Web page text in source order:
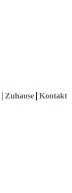
Zuhause Kontakt